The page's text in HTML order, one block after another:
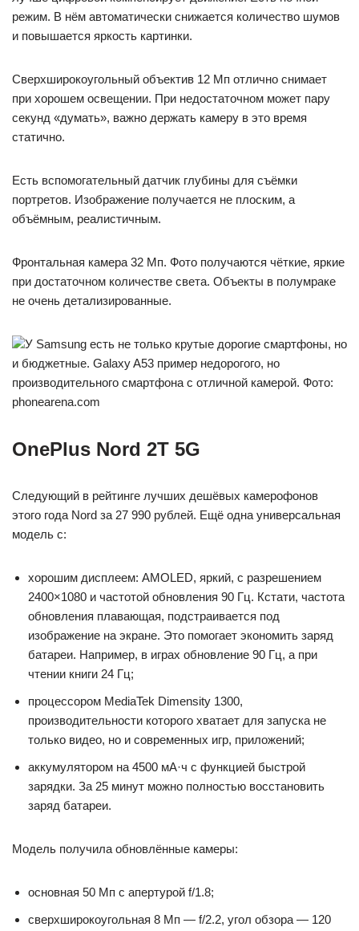
режим. В нём автоматически снижается количество шумов
и повышается яркость картинки.
Сверхширокоугольный объектив 12 Мп отлично снимает
при хорошем освещении. При недостаточном может пару
секунд «думать», важно держать камеру в это время
статично.
Есть вспомогательный датчик глубины для съёмки
портретов. Изображение получается не плоским, а
объёмным, реалистичным.
Фронтальная камера 32 Мп. Фото получаются чёткие, яркие
при достаточном количестве света. Объекты в полумраке
не очень детализированные.
У Samsung есть не только крутые дорогие смартфоны, но
и бюджетные. Galaxy A53 пример недорогого, но
производительного смартфона с отличной камерой. Фото:
phonearena.com
OnePlus Nord 2T 5G
Следующий в рейтинге лучших дешёвых камерофонов
этого года Nord за 27 990 рублей. Ещё одна универсальная
модель с:
хорошим дисплеем: AMOLED, яркий, с разрешением
2400×1080 и частотой обновления 90 Гц. Кстати, частота
обновления плавающая, подстраивается под
изображение на экране. Это помогает экономить заряд
батареи. Например, в играх обновление 90 Гц, а при
чтении книги 24 Гц;
процессором MediaTek Dimensity 1300,
производительности которого хватает для запуска не
только видео, но и современных игр, приложений;
аккумулятором на 4500 мА·ч с функцией быстрой
зарядки. За 25 минут можно полностью восстановить
заряд батареи.
Модель получила обновлённые камеры:
основная 50 Мп с апертурой f/1.8;
сверхширокоугольная 8 Мп — f/2.2, угол обзора — 120